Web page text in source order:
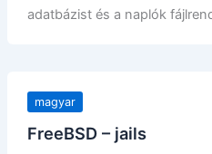
adatbázist és a naplók
magyar
FreeBSD – jails